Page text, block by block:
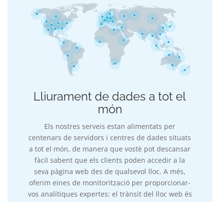
Lliurament de dades a tot el
món
Els nostres serveis estan alimentats per
centenars de servidors i centres de dades situats
a tot el món, de manera que vostè pot descansar
fàcil sabent que els clients poden accedir a la
seva pàgina web des de qualsevol lloc. A més,
oferim eines de monitorització per proporcionar-
vos analítiques expertes: el trànsit del lloc web és